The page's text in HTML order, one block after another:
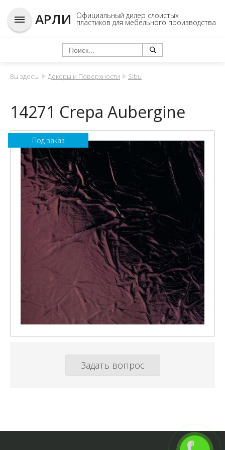
АРЛИ Официальный дилер слоистых
пластиков для мебельного производства
Вы здесь: Декоры и Поверхности Sibu
14271 Crepa Aubergine
Под заказ
Задать вопрос